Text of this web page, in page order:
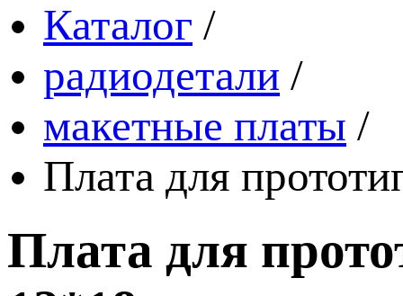
Каталог /
радиодетали /
макетные платы /
Плата для
Плата для